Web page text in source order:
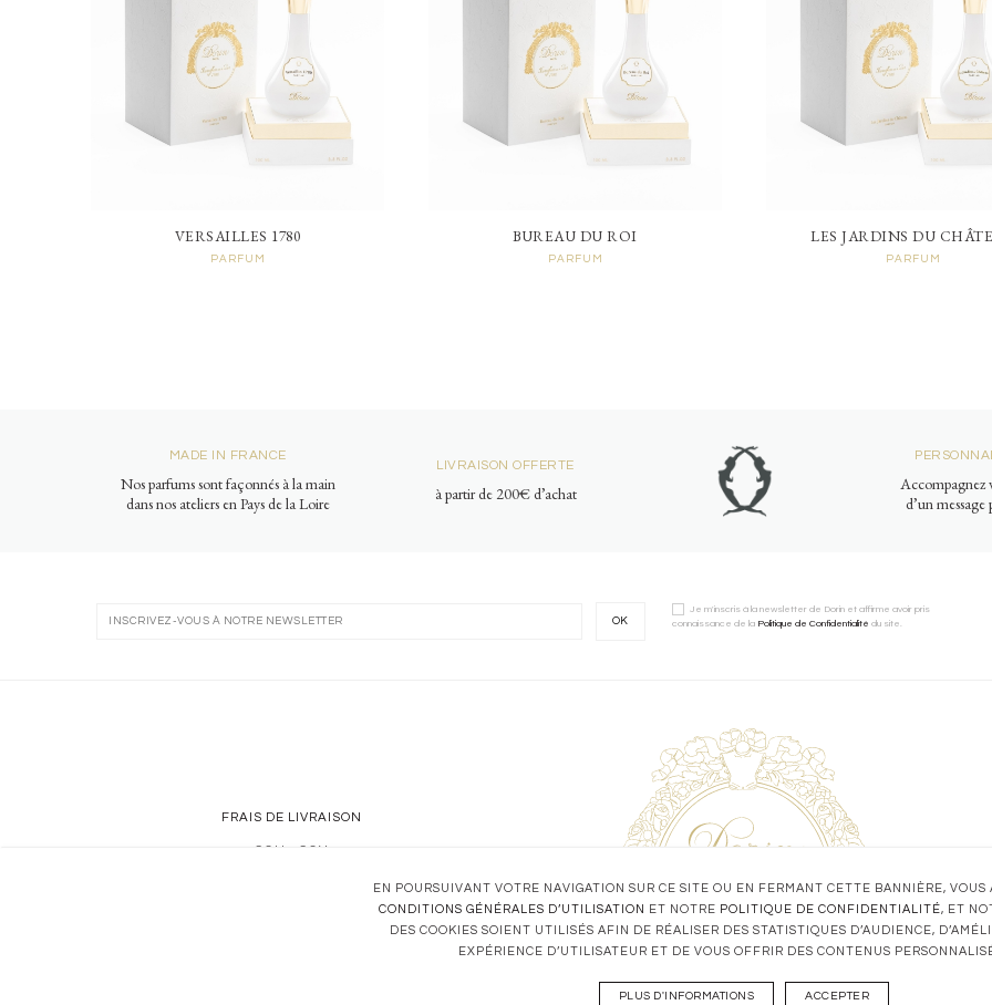
EN POURSUIVANT VOTRE NAVIGATION SUR CE SITE OU EN FERMANT CETTE BANNIÈRE, VOUS
CONDITIONS GÉNÉRALES D’UTILISATION
ET NOTRE POLITIQUE DE CONFIDENTIALITÉ, ET
DES COOKIES SOIENT UTILISÉS AFIN DE RÉALISER DES STATISTIQUES D’AUDIENCE,
EXPÉRIENCE D’UTILISATEUR ET DE VOUS OFFRIR DES CONTENUS
PLUS D'INFORMATIONS ACCEPTER
VERSAILLES 1780
PARFUM
BUREAU DU ROI
PARFUM
LES JARDINS DU
PARFUM
MADE IN FRANCE
Nos parfums sont façonnés à la main
dans nos ateliers en Pays de la Loire
LIVRAISON OFFERTE
à partir de 200€ d’achat
Accompagnez
d’un message
OK
Je m'inscris à la newsletter de Dorin et affirme avoir pris
connaissance de la Politique de Confidentialité du site.
FRAIS DE LIVRAISON